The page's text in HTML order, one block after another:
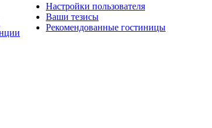
Настройки пользователя
Ваши тезисы
Рекомендованные гостиницы